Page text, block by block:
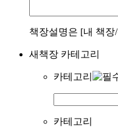
책장설명은 [내 책
새책장 카테고리
카테고리
카테고리